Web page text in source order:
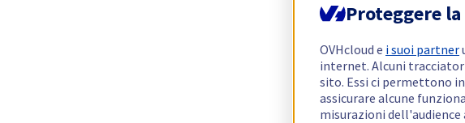
Proteggere
OVHcloud e i suoi partner
internet. Alcuni
sito. Essi ci permettono
assicurare alcune
misurazioni